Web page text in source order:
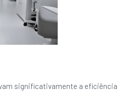
significativamente a eficiência